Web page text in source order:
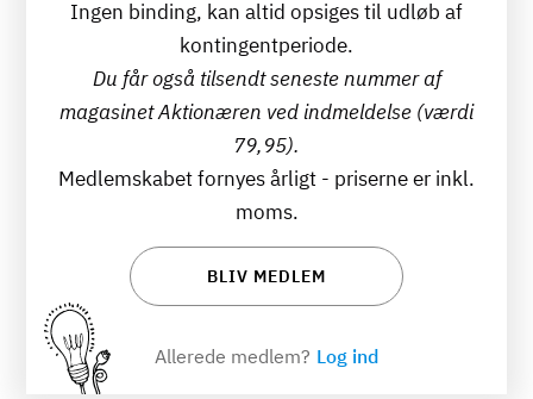
Ingen binding, kan altid opsiges til udløb af
kontingentperiode.
Du får også tilsendt seneste nummer af
magasinet Aktionæren ved indmeldelse (værdi
79,95).
Medlemskabet fornyes årligt - priserne er inkl.
moms.
BLIV MEDLEM
Allerede medlem? Log ind